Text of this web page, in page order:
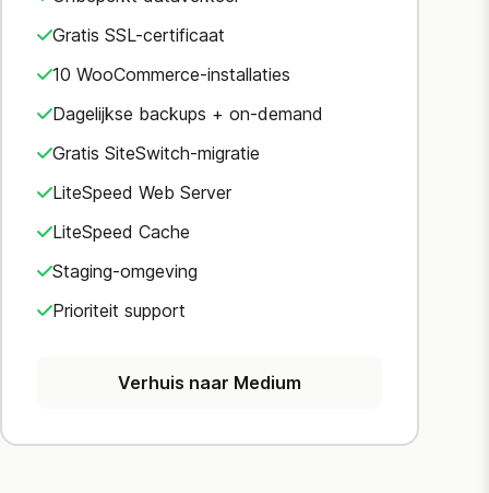
Gratis SSL-certificaat
10 WooCommerce-installaties
Dagelijkse backups + on-demand
Gratis SiteSwitch-migratie
LiteSpeed Web Server
LiteSpeed Cache
Staging-omgeving
Prioriteit support
Verhuis naar Medium